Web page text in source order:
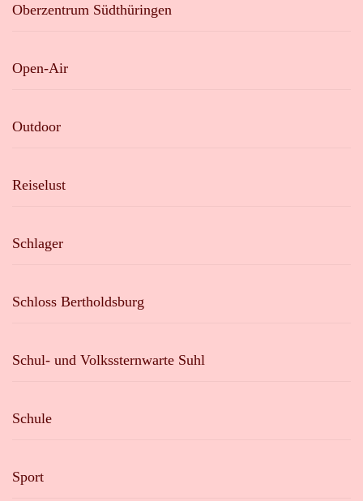
Oberzentrum Südthüringen
Open-Air
Outdoor
Reiselust
Schlager
Schloss Bertholdsburg
Schul- und Volkssternwarte Suhl
Schule
Sport